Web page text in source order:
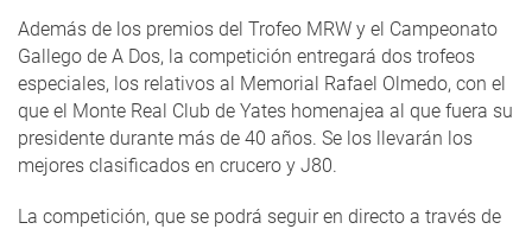
Además de los premios del Trofeo MRW y el Campeonato
Gallego de A Dos, la competición entregará dos trofeos
especiales, los relativos al Memorial Rafael Olmedo, con el
que el Monte Real Club de Yates homenajea al que fuera su
presidente durante más de 40 años. Se los llevarán los
mejores clasificados en crucero y J80.
La competición, que se podrá seguir en directo a través de